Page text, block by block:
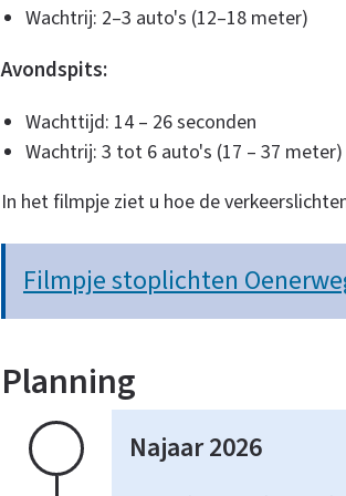
Wachtrij: 2–3 auto's (12–18 meter)
Avondspits:
Wachttijd: 14 – 26 seconden
Wachtrij: 3 tot 6 auto's (17 – 37 meter)
In het filmpje ziet u hoe de
Filmpje stoplichten
Planning
Planning
herinrichting
Najaar 2026